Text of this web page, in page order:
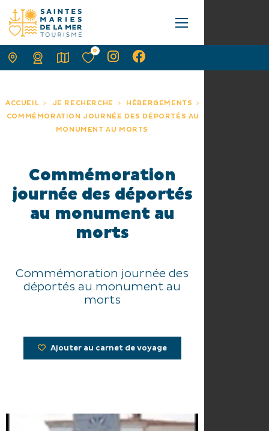
ACCUEIL JE RECHERCHE
HÉBERGEMENTS
COMMÉMORATION JOURNÉE DES DÉPORTÉS AU
MONUMENT AU MORTS
Commémoration
journée des déportés
au monument au
morts
Commémoration journée des
déportés au monument au
morts
Ajouter au carnet de voyage
0